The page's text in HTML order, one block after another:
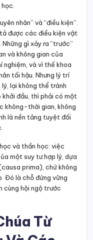
nhân” và “điều kiện”.
được các điều kiện vật
gì xảy ra “trước”
và không gian của
và vì thế khoa
tối hậu. Nhưng lý trí
lại không thể tránh
đầu, thì phải có một
không-thời gian, không
là nền tảng tuyệt đối
và thần học: việc
một suy tư hợp lý, dựa
prima), chứ không
Đó là chỗ đứng vững
cùng hội ngộ trước
Từ